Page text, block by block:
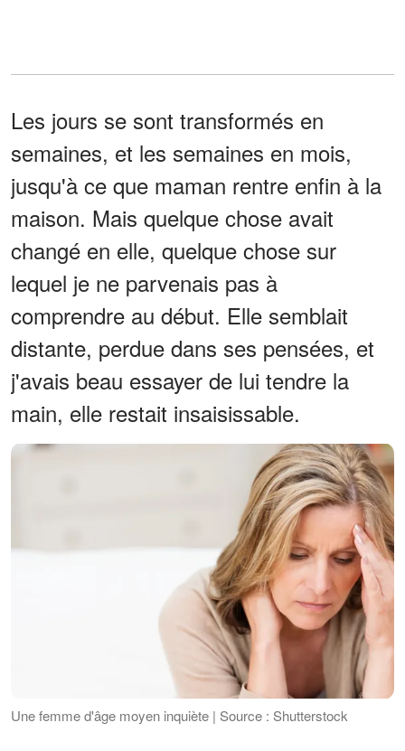
Les jours se sont transformés en
semaines, et les semaines en mois,
jusqu'à ce que maman rentre enfin à la
maison. Mais quelque chose avait
changé en elle, quelque chose sur
lequel je ne parvenais pas à
comprendre au début. Elle semblait
distante, perdue dans ses pensées, et
j'avais beau essayer de lui tendre la
main, elle restait insaisissable.
Une femme d'âge moyen inquiète | Source : Shutterstock